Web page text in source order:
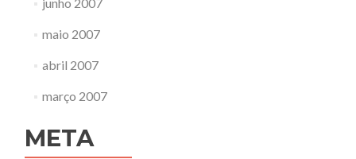
maio 2007
abril 2007
março 2007
META